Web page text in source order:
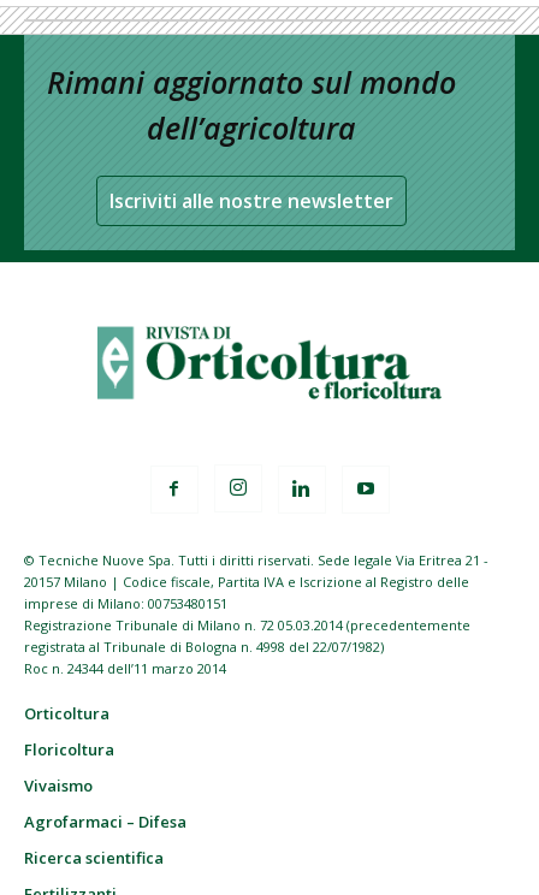
Rimani aggiornato sul mondo
dell’agricoltura
Iscriviti alle nostre newsletter
© Tecniche Nuove Spa. Tutti i diritti riservati. Sede legale Via Eritrea 21 -
20157 Milano | Codice fiscale, Partita IVA e Iscrizione al Registro delle
imprese di Milano: 00753480151
Registrazione Tribunale di Milano n. 72 05.03.2014 (precedentemente
registrata al Tribunale di Bologna n. 4998 del 22/07/1982)
Roc n. 24344 dell’11 marzo 2014
Orticoltura
Floricoltura
Vivaismo
Agrofarmaci – Difesa
Ricerca scientifica